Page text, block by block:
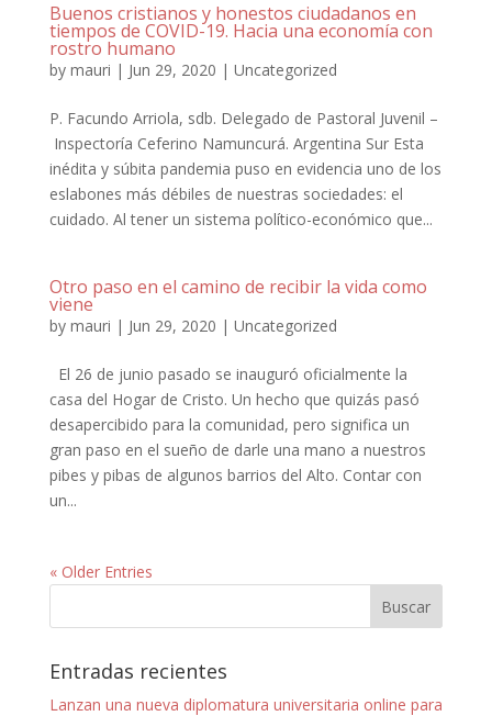
Buenos cristianos y honestos ciudadanos en
tiempos de COVID-19. Hacia una economía con
rostro humano
by mauri | Jun 29, 2020 | Uncategorized
P. Facundo Arriola, sdb. Delegado de Pastoral Juvenil –
Inspectoría Ceferino Namuncurá. Argentina Sur Esta
inédita y súbita pandemia puso en evidencia uno de los
eslabones más débiles de nuestras sociedades: el
cuidado. Al tener un sistema político-económico que...
Otro paso en el camino de recibir la vida como
viene
by mauri | Jun 29, 2020 | Uncategorized
El 26 de junio pasado se inauguró oficialmente la
casa del Hogar de Cristo. Un hecho que quizás pasó
desapercibido para la comunidad, pero significa un
gran paso en el sueño de darle una mano a nuestros
pibes y pibas de algunos barrios del Alto. Contar con
un...
« Older Entries
Entradas recientes
Lanzan una nueva diplomatura universitaria online para